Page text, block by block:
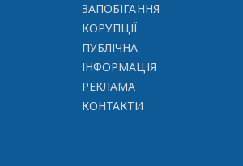
ЗАПОБІГАННЯ
КОРУПЦІЇ
ПУБЛІЧНА
ІНФОРМАЦІЯ
РЕКЛАМА
КОНТАКТИ